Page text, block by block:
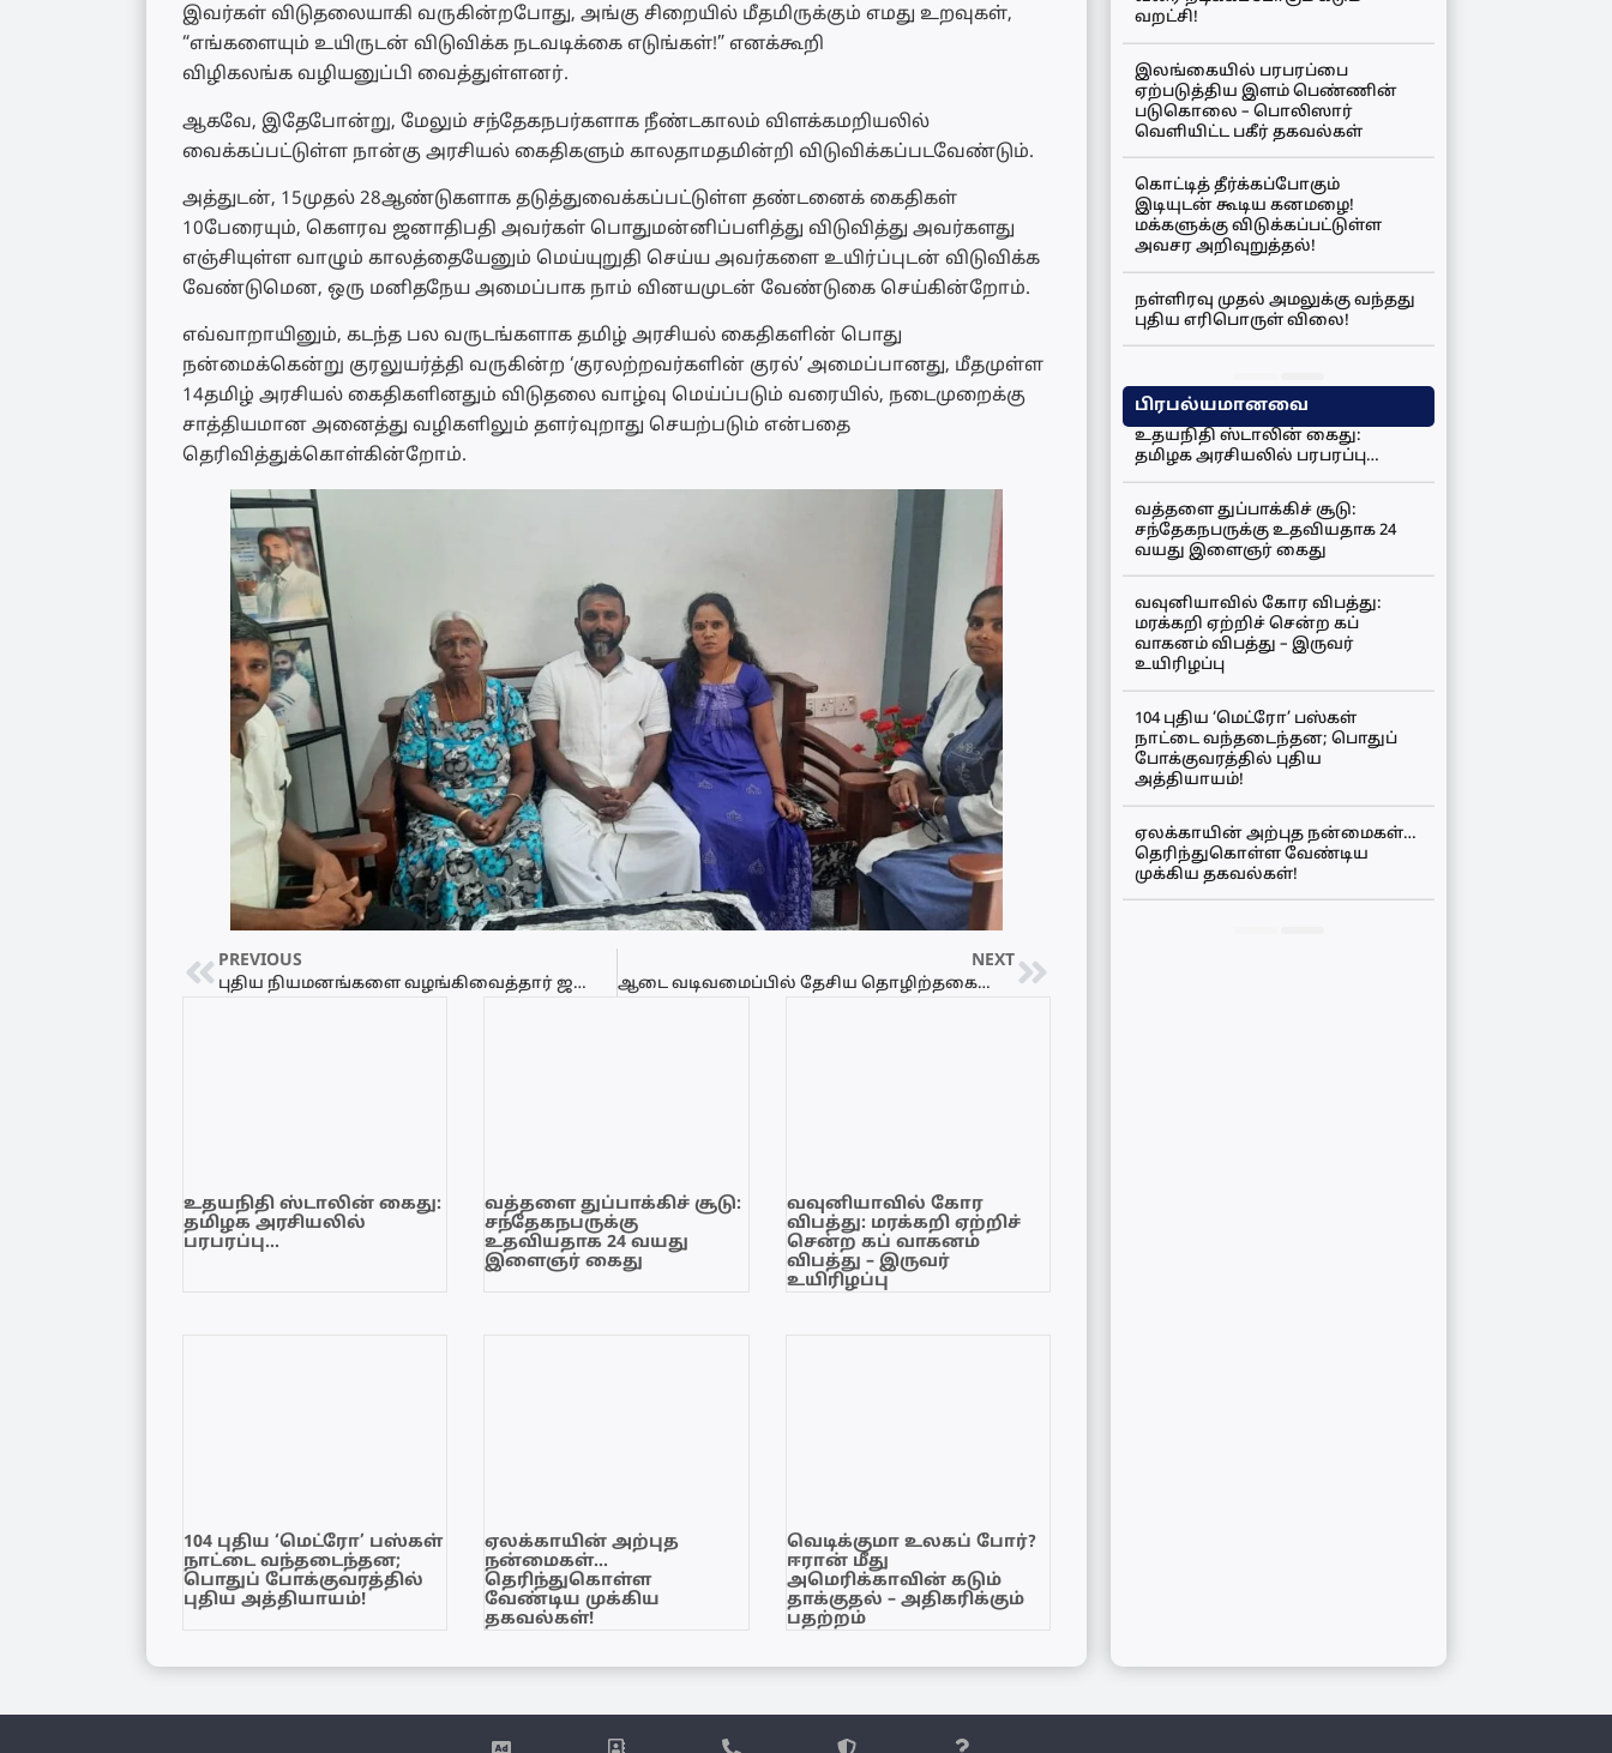
இவர்கள் விடுதலையாகி வருகின்றபோது, அங்கு சிறையில் மீதமிருக்கும் எமது உறவுகள்,
“எங்களையும் உயிருடன் விடுவிக்க நடவடிக்கை எடுங்கள்!” எனக்கூறி
விழிகலங்க வழியனுப்பி வைத்துள்ளனர்.
ஆகவே, இதேபோன்று, மேலும் சந்தேகநபர்களாக நீண்டகாலம் விளக்கமறியலில்
வைக்கப்பட்டுள்ள நான்கு அரசியல் கைதிகளும் காலதாமதமின்றி விடுவிக்கப்படவேண்டும்.
அத்துடன், 15முதல் 28ஆண்டுகளாக தடுத்துவைக்கப்பட்டுள்ள தண்டனைக் கைதிகள்
10பேரையும், கௌரவ ஜனாதிபதி அவர்கள் பொதுமன்னிப்பளித்து விடுவித்து அவர்களது
எஞ்சியுள்ள வாழும் காலத்தையேனும் மெய்யுறுதி செய்ய அவர்களை உயிர்ப்புடன் விடுவிக்க
வேண்டுமென, ஒரு மனிதநேய அமைப்பாக நாம் வினயமுடன் வேண்டுகை செய்கின்றோம்.
எவ்வாறாயினும், கடந்த பல வருடங்களாக தமிழ் அரசியல் கைதிகளின் பொது
நன்மைக்கென்று குரலுயர்த்தி வருகின்ற ‘குரலற்றவர்களின் குரல்’ அமைப்பானது, மீதமுள்ள
14தமிழ் அரசியல் கைதிகளினதும் விடுதலை வாழ்வு மெய்ப்படும் வரையில், நடைமுறைக்கு
சாத்தியமான அனைத்து வழிகளிலும் தளர்வுறாது செயற்படும் என்பதை
தெரிவித்துக்கொள்கின்றோம்.
PREVIOUS
புதிய நியமனங்களை வழங்கிவைத்தார் ஜனாதிபதி !
NEXT
ஆடை வடிவமைப்பில் தேசிய தொழிற்தகைமையை மேற்கொண்டவர்களுக்கு சான்றிதழ் வழங்கும் வைபவம்
உதயநிதி ஸ்டாலின் கைது:
தமிழக அரசியலில்
பரபரப்பு…
வத்தளை துப்பாக்கிச் சூடு:
சந்தேகநபருக்கு
உதவியதாக 24 வயது
இளைஞர் கைது
வவுனியாவில் கோர
விபத்து: மரக்கறி ஏற்றிச்
சென்ற கப் வாகனம்
விபத்து – இருவர்
உயிரிழப்பு
104 புதிய ‘மெட்ரோ’ பஸ்கள்
நாட்டை வந்தடைந்தன;
பொதுப் போக்குவரத்தில்
புதிய அத்தியாயம்!
ஏலக்காயின் அற்புத
நன்மைகள்…
தெரிந்துகொள்ள
வேண்டிய முக்கிய
தகவல்கள்!
வெடிக்குமா உலகப் போர்?
ஈரான் மீது
அமெரிக்காவின் கடும்
தாக்குதல் – அதிகரிக்கும்
பதற்றம்
வறட்சி!
இலங்கையில் பரபரப்பை
ஏற்படுத்திய இளம் பெண்ணின்
படுகொலை – பொலிஸார்
வெளியிட்ட பகீர் தகவல்கள்
கொட்டித் தீர்க்கப்போகும்
இடியுடன் கூடிய கனமழை!
மக்களுக்கு விடுக்கப்பட்டுள்ள
அவசர அறிவுறுத்தல்!
நள்ளிரவு முதல் அமலுக்கு வந்தது
புதிய எரிபொருள் விலை!
பிரபல்யமானவை
உதயநிதி ஸ்டாலின் கைது:
தமிழக அரசியலில் பரபரப்பு…
வத்தளை துப்பாக்கிச் சூடு:
சந்தேகநபருக்கு உதவியதாக 24
வயது இளைஞர் கைது
வவுனியாவில் கோர விபத்து:
மரக்கறி ஏற்றிச் சென்ற கப்
வாகனம் விபத்து – இருவர்
உயிரிழப்பு
104 புதிய ‘மெட்ரோ’ பஸ்கள்
நாட்டை வந்தடைந்தன; பொதுப்
போக்குவரத்தில் புதிய
அத்தியாயம்!
ஏலக்காயின் அற்புத நன்மைகள்…
தெரிந்துகொள்ள வேண்டிய
முக்கிய தகவல்கள்!